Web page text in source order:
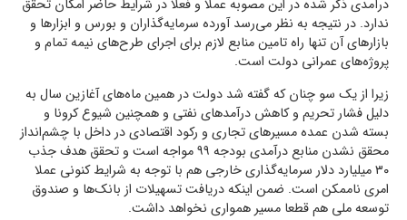
درآمدی ذکر شده در این مصوبه عملا و فعلا در شرایط حاضر امکان تحقق
ندارد. در نتیجه به نظر می‌رسد آورده سرمایه‌گذاران و بورس و ابزارها و
بازارهای آن تنها راه تامین منابع لازم برای اجرای طرح‌های نیمه تمام و
پروژه‌های عمرانی دولت است.
زیرا از یک سو چنان که گفته شد دولت در همین ماه‌های آغازین سال به
دلیل فشار تحریم و کاهش درآمدهای نفتی و همچنین شیوع کرونا و
بسته شدن عمده مسیرهای تجاری و رکود اقتصادی در داخل با چشم‌انداز
محقق نشدن منابع درآمدی بودجه ۹۹ مواجه است و تحقق هدف جذب
۳۰ میلیارد دلار سرمایه‌گذاری خارجی هم با توجه به شرایط کنونی عملا
امری ناممکن است. ضمن اینکه دریافت تسهیلات از بانک‌ها و صندوق
توسعه ملی هم قطعا مسیر همواری نخواهد داشت.